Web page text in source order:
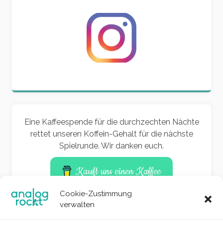
Cookie-Zustimmung
verwalten
Eine Kaffeespende für die durchzechten Nächte
rettet unseren Koffein-Gehalt für die nächste
Spielrunde. Wir danken euch.
Kauft uns einen Kaffee